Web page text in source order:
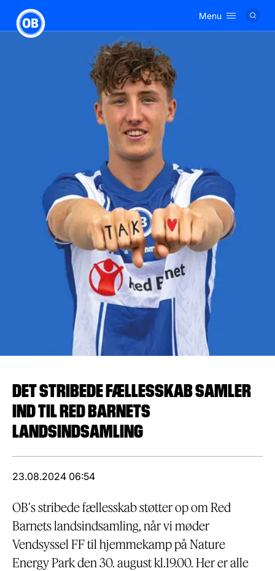
Menu
DET STRIBEDE FÆLLESSKAB SAMLER
IND TIL RED BARNETS
LANDSINDSAMLING
23.08.2024 06:54
OB's stribede fællesskab støtter op om Red
Barnets landsindsamling, når vi møder
Vendsyssel FF til hjemmekamp på Nature
Energy Park den 30. august kl.19.00. Her er alle